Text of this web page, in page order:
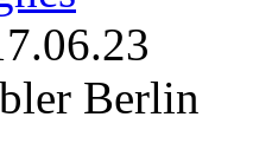
Berlin